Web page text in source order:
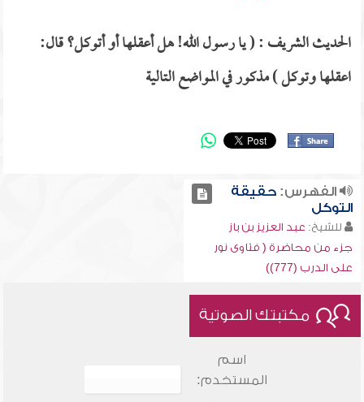
الحديث الشريف : ( يا رسول الله! هل أعقلها أو أتوكل؟ قال:
اعقلها وتوكل ) مذكور في المواضع التالية
الفهرس:حقيقة
التوكل
للشيخ: عبد العزيز بن باز
جزء من محاضرة ( فتاوى نور
على الدرب (777))
مكتبتك الصوتية
اسم
المستخدم: